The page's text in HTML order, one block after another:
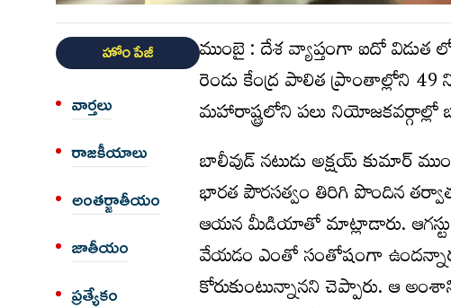
హోం పేజీ
వార్త‌లు
రాజకీయాలు
అంత‌ర్జాతీయం
జాతీయం
ప్రత్యేకం
ముంబై : దేశ వ్యాప్తంగా ఐదో విడుత
రెండు కేంద్ర పాలిత ప్రాంతాల్లోని
మ‌హారాష్ట్ర‌లోని ప‌లు నియోజ‌క‌వ‌ర్గాల్లో
బాలీవుడ్ న‌టుడు అక్ష‌య్ కుమార్
భార‌త పౌర‌స‌త్వం తిరిగి పొందిన
ఆయ‌న మీడియాతో మాట్లాడారు.
వేయ‌డం ఎంతో సంతోషంగా
కోరుకుంటున్నాన‌ని చెప్పారు. ఆ